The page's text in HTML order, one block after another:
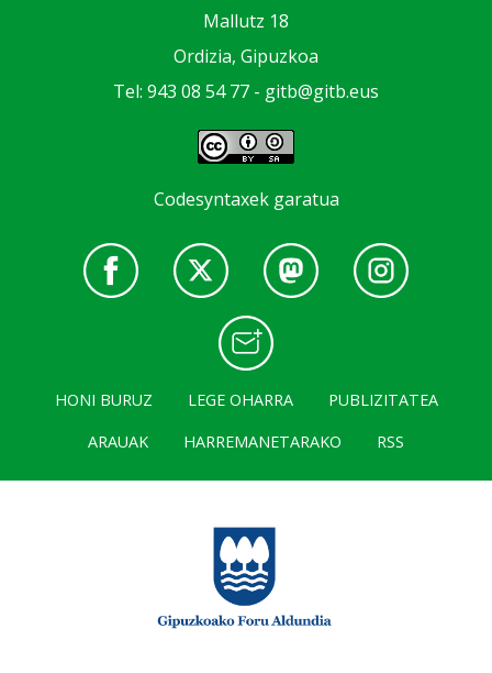
Mallutz 18
Ordizia, Gipuzkoa
Tel: 943 08 54 77 - gitb@gitb.eus
Codesyntaxek garatua
HONI BURUZ LEGE OHARRA
PUBLIZITATEA
ARAUAK
HARREMANETARAKO RSS